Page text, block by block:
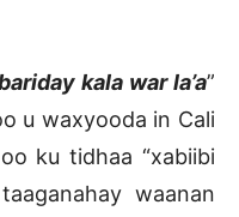
kala war la’a”
u waxyooda in Cali
ku tidhaa “xabiibi
waanan